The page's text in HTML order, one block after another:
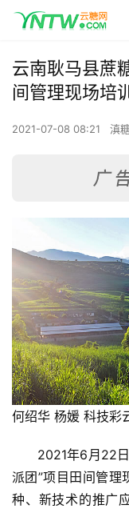
云南耿马县蔗
间管理现场培训
2021-07-08 08:21 滇
何绍华 杨媛 科技彩
2021年6月22
派团”项目田间管理
种、新技术的推广